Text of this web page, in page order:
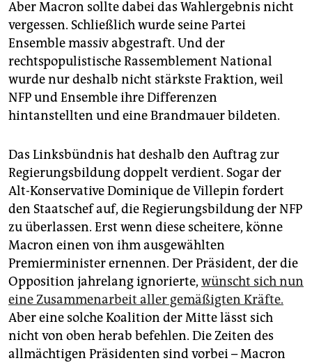
Aber Macron sollte dabei das Wahlergebnis nicht
vergessen. Schließlich wurde seine Partei
Ensemble massiv abgestraft. Und der
rechtspopulistische Rassemblement National
wurde nur deshalb nicht stärkste Fraktion, weil
NFP und Ensemble ihre Differenzen
hintanstellten und eine Brandmauer bildeten.
Das Linksbündnis hat deshalb den Auftrag zur
Regierungsbildung doppelt verdient. Sogar der
Alt-Konservative Dominique de Villepin fordert
den Staatschef auf, die Regierungsbildung der NFP
zu überlassen. Erst wenn diese scheitere, könne
Macron einen von ihm ausgewählten
Premierminister ernennen. Der Präsident, der die
Opposition jahrelang ignorierte, wünscht sich nun
eine Zusammenarbeit aller gemäßigten Kräfte.
Aber eine solche Koalition der Mitte lässt sich
nicht von oben herab befehlen. Die Zeiten des
allmächtigen Präsidenten sind vorbei – Macron